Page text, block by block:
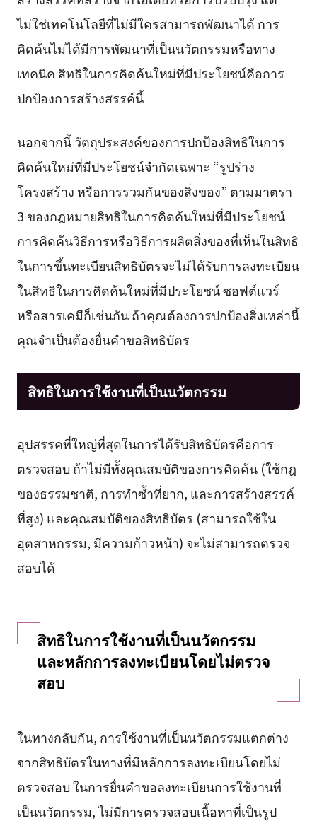
ไม่ใช่เทคโนโลยีที่ไม่มีใครสามารถพัฒนาได้ การ
คิดค้นไม่ได้มีการพัฒนาที่เป็นนวัตกรรมหรือทาง
เทคนิค สิทธิในการคิดค้นใหม่ที่มีประโยชน์คือการ
ปกป้องการสร้างสรรค์นี้
นอกจากนี้ วัตถุประสงค์ของการปกป้องสิทธิในการ
คิดค้นใหม่ที่มีประโยชน์จำกัดเฉพาะ “รูปร่าง
โครงสร้าง หรือการรวมกันของสิ่งของ” ตามมาตรา
3 ของกฎหมายสิทธิในการคิดค้นใหม่ที่มีประโยชน์
การคิดค้นวิธีการหรือวิธีการผลิตสิ่งของที่เห็นในสิทธิ
ในการขึ้นทะเบียนสิทธิบัตรจะไม่ได้รับการลงทะเบียน
ในสิทธิในการคิดค้นใหม่ที่มีประโยชน์ ซอฟต์แวร์
หรือสารเคมีก็เช่นกัน ถ้าคุณต้องการปกป้องสิ่งเหล่านี้
คุณจำเป็นต้องยื่นคำขอสิทธิบัตร
สิทธิในการใช้งานที่เป็นนวัตกรรม
อุปสรรคที่ใหญ่ที่สุดในการได้รับสิทธิบัตรคือการ
ตรวจสอบ ถ้าไม่มีทั้งคุณสมบัติของการคิดค้น (ใช้กฎ
ของธรรมชาติ, การทำซ้ำที่ยาก, และการสร้างสรรค์
ที่สูง) และคุณสมบัติของสิทธิบัตร (สามารถใช้ใน
อุตสาหกรรม, มีความก้าวหน้า) จะไม่สามารถตรวจ
สอบได้
สิทธิในการใช้งานที่เป็นนวัตกรรม
และหลักการลงทะเบียนโดยไม่ตรวจ
สอบ
ในทางกลับกัน, การใช้งานที่เป็นนวัตกรรมแตกต่าง
จากสิทธิบัตรในทางที่มีหลักการลงทะเบียนโดยไม่
ตรวจสอบ ในการยื่นคำขอลงทะเบียนการใช้งานที่
เป็นนวัตกรรม, ไม่มีการตรวจสอบเนื้อหาที่เป็นรูป